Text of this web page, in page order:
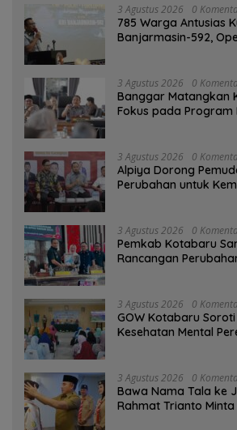
3 Agustus 2026 0
785 Warga Antusias
Banjarmasin-592,
3 Agustus 2026 0
‎Banggar Matangkan
Fokus pada Program
3 Agustus 2026 0
‎Alpiya Dorong
Perubahan untuk
3 Agustus 2026 0
Pemkab Kotabaru
Rancangan
3 Agustus 2026 0
GOW Kotabaru
Kesehatan Mental
3 Agustus 2026 0
Bawa Nama Tala ke
Rahmat Trianto